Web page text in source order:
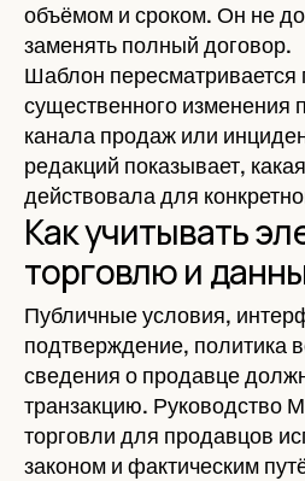
объёмом и сроком. Он не
заменять полный договор.
Шаблон пересматривается
существенного изменения
канала продаж или
редакций показывает,
действовала для
Как учитывать
торговлю и
Публичные условия,
подтверждение, политика
сведения о продавце
транзакцию. Руководство
торговли для продавцов
законом и фактическим